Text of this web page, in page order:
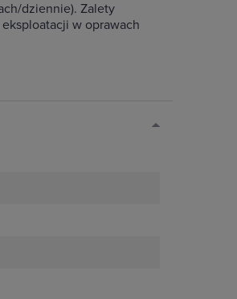
dziennie). Zalety
w oprawach